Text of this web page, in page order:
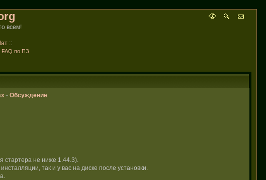
всем!
::
FAQ по ПЗ
:: Обсуждение
стартера не ниже 1.44.3).
так и у вас на диске после установки.